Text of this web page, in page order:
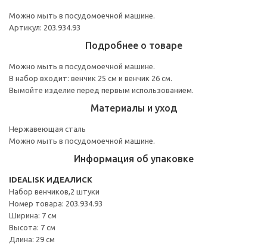
Можно мыть в посудомоечной машине.
Артикул: 203.934.93
Подробнее о товаре
Можно мыть в посудомоечной машине.
В набор входит: венчик 25 см и венчик 26 см.
Вымойте изделие перед первым использованием.
Материалы и уход
Нержавеющая сталь
Можно мыть в посудомоечной машине.
Информация об упаковке
IDEALISK ИДЕАЛИСК
Набор венчиков,2 штуки
Номер товара: 203.934.93
Ширина: 7 см
Высота: 7 см
Длина: 29 см